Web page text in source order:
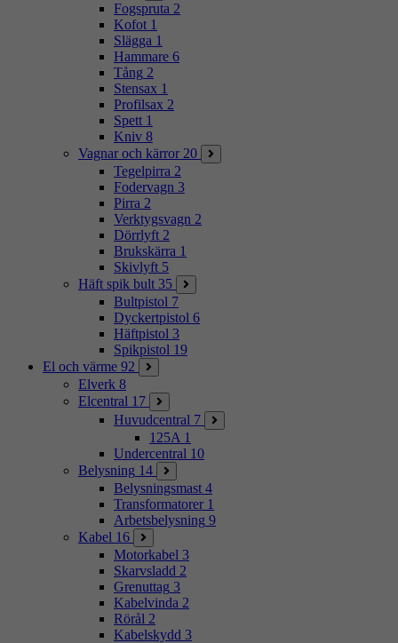
Fogspruta 2
Kofot 1
Slägga 1
Hammare 6
Tång 2
Stensax 1
Profilsax 2
Spett 1
Kniv 8
Vagnar och kärror 20
Tegelpirra 2
Fodervagn 3
Pirra 2
Verktygsvagn 2
Dörrlyft 2
Brukskärra 1
Skivlyft 5
Häft spik bult 35
Bultpistol 7
Dyckertpistol 6
Häftpistol 3
Spikpistol 19
El och värme 92
Elverk 8
Elcentral 17
Huvudcentral 7
125A 1
Undercentral 10
Belysning 14
Belysningsmast 4
Transformatorer 1
Arbetsbelysning 9
Kabel 16
Motorkabel 3
Skarvsladd 2
Grenuttag 3
Kabelvinda 2
Rörål 2
Kabelskydd 3